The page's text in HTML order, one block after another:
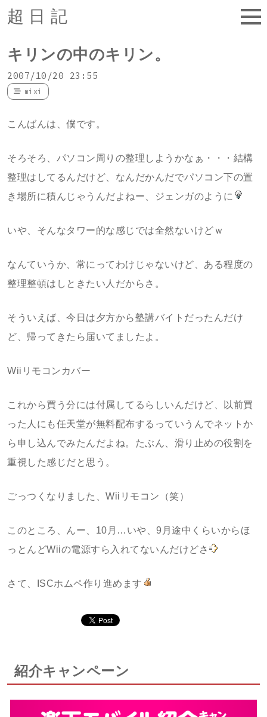
超日記
キリンの中のキリン。
2007/10/20 23:55
mixi
こんばんは、僕です。
そろそろ、パソコン周りの整理しようかなぁ・・・結構
整理はしてるんだけど、なんだかんだでパソコン下の置
き場所に積んじゃうんだよねー、ジェンガのように
いや、そんなタワー的な感じでは全然ないけどｗ
なんていうか、常にってわけじゃないけど、ある程度の
整理整頓はしときたい人だからさ。
そういえば、今日は夕方から塾講バイトだったんだけ
ど、帰ってきたら届いてましたよ。
Wiiリモコンカバー
これから買う分には付属してるらしいんだけど、以前買
った人にも任天堂が無料配布するっていうんでネットか
ら申し込んでみたんだよね。たぶん、滑り止めの役割を
重視した感じだと思う。
ごっつくなりました、Wiiリモコン（笑）
このところ、んー、10月…いや、9月途中くらいからほ
っとんどWiiの電源すら入れてないんだけどさ
さて、ISCホムペ作り進めます
紹介キャンペーン